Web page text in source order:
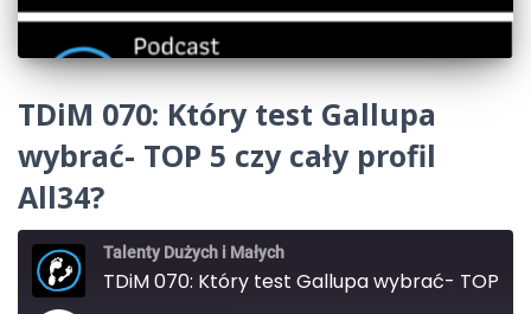
TDiM 070: Który test Gallupa
wybrać- TOP 5 czy cały profil
All34?
Talenty Dużych i Małych